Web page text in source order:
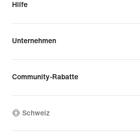
Hilfe
Unternehmen
Community-Rabatte
Schweiz